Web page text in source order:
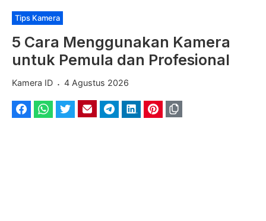
Kategori
Tips Kamera
5 Cara Menggunakan Kamera
untuk Pemula dan Profesional
Kamera ID . 4 Agustus 2026